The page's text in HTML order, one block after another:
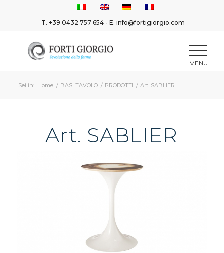
T.+39 0432 757 654 - E.info@fortigiorgio.com
Sei in: Home / BASI TAVOLO / PRODOTTI / Art. SABLIER
Art. SABLIER